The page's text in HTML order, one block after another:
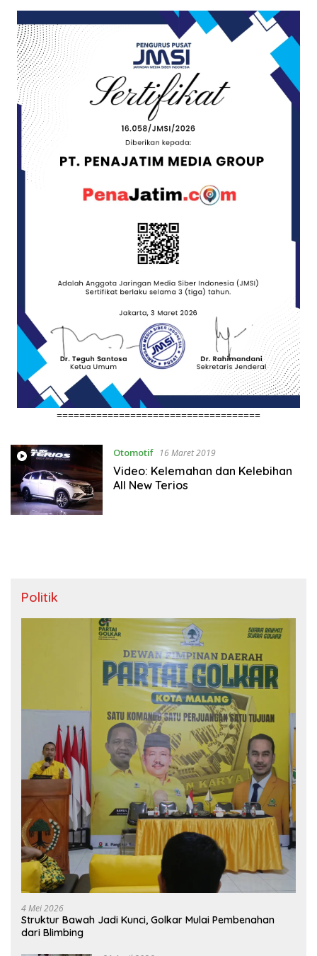
====================================
Otomotif 16 Maret 2019
Video: Kelemahan dan Kelebihan
All New Terios
Politik
4 Mei 2026
Struktur Bawah Jadi Kunci, Golkar Mulai Pembenahan
dari Blimbing